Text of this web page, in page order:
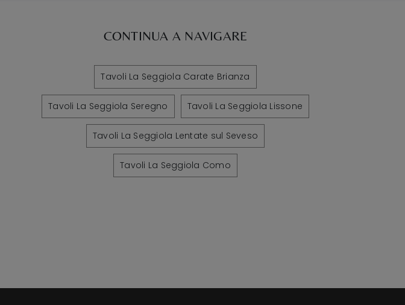
CONTINUA A NAVIGARE
Tavoli La Seggiola Carate Brianza
Tavoli La Seggiola Seregno Tavoli La Seggiola Lissone
Tavoli La Seggiola Lentate sul Seveso
Tavoli La Seggiola Como